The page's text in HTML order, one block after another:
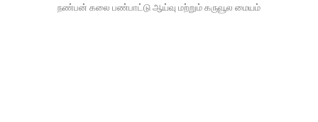
நண்பன் கலை பண்பாட்டு ஆய்வு மற்றும் கருவூல மையம்